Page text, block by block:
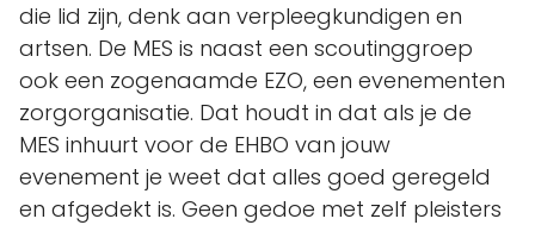
die lid zijn, denk aan verpleegkundigen en
artsen. De MES is naast een scoutinggroep
ook een zogenaamde EZO, een evenementen
zorgorganisatie. Dat houdt in dat als je de
MES inhuurt voor de EHBO van jouw
evenement je weet dat alles goed geregeld
en afgedekt is. Geen gedoe met zelf pleisters